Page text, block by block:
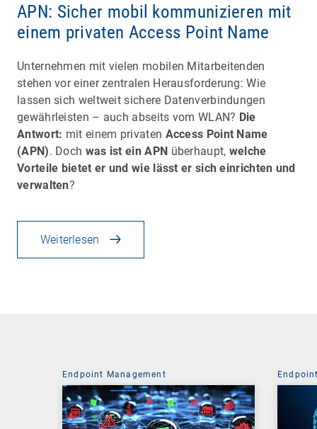
APN: Sicher mobil kommunizieren mit
einem privaten Access Point Name
Unternehmen mit vielen mobilen Mitarbeitenden
stehen vor einer zentralen Herausforderung: Wie
lassen sich weltweit sichere Datenverbindungen
gewährleisten – auch abseits vom WLAN? Die
Antwort: mit einem privaten Access Point Name
(APN). Doch was ist ein APN überhaupt, welche
Vorteile bietet er und wie lässt er sich einrichten und
verwalten?
Weiterlesen
Endpoint Management